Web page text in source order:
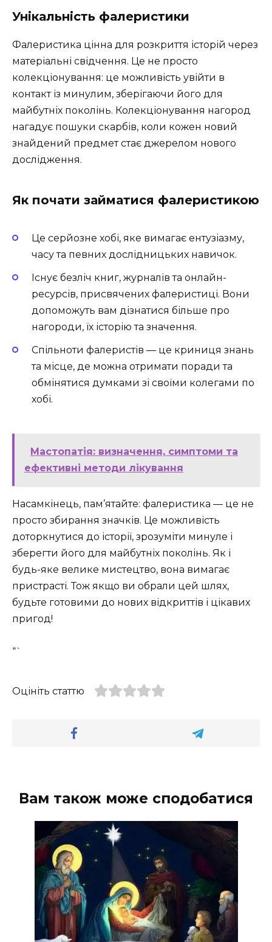
Унікальність фалеристики
Фалеристика цінна для розкриття історій через
матеріальні свідчення. Це не просто
колекціонування: це можливість увійти в
контакт із минулим, зберігаючи його для
майбутніх поколінь. Колекціонування нагород
нагадує пошуки скарбів, коли кожен новий
знайдений предмет стає джерелом нового
дослідження.
Як почати займатися фалеристикою
Це серйозне хобі, яке вимагає ентузіазму,
часу та певних дослідницьких навичок.
Існує безліч книг, журналів та онлайн-
ресурсів, присвячених фалеристиці. Вони
допоможуть вам дізнатися більше про
нагороди, їх історію та значення.
Спільноти фалеристів — це криниця знань
та місце, де можна отримати поради та
обмінятися думками зі своїми колегами по
хобі.
Мастопатія: визначення, симптоми та
ефективні методи лікування
Насамкінець, пам’ятайте: фалеристика — це не
просто збирання значків. Це можливість
доторкнутися до історії, зрозуміти минуле і
зберегти його для майбутніх поколінь. Як і
будь-яке велике мистецтво, вона вимагає
пристрасті. Тож якщо ви обрали цей шлях,
будьте готовими до нових відкриттів і цікавих
пригод!
“`
Оцініть статтю
Вам також може сподобатися